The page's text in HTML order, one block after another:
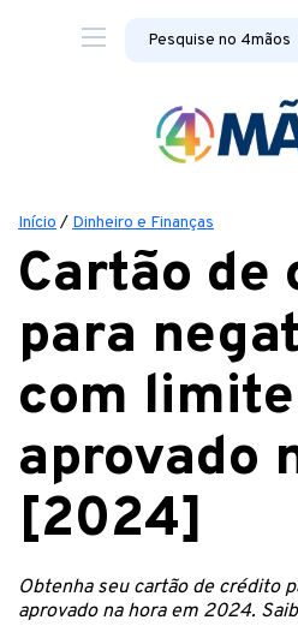
Início / Dinheiro e Finanças
Cartão de
para
com limite
aprovado
[2024]
Obtenha seu cartão de crédito
aprovado na hora em 2024.